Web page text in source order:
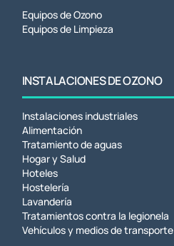
Equipos de Ozono
Equipos de Limpieza
INSTALACIONES DE OZONO
Instalaciones industriales
Alimentación
Tratamiento de aguas
Hogar y Salud
Hoteles
Hostelería
Lavandería
Tratamientos contra la legionela
Vehículos y medios de transporte